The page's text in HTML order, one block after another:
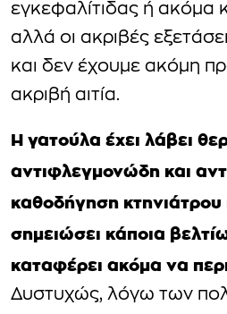
εγκεφαλίτιδας ή ακόμα
αλλά οι ακριβές
και δεν έχουμε ακόμη
ακριβή αιτία.
Η γατούλα έχει λάβει
αντιφλεγμονώδη και
καθοδήγηση κτηνιάτρου
σημειώσει κάποια
καταφέρει ακόμα να
Δυστυχώς, λόγω των